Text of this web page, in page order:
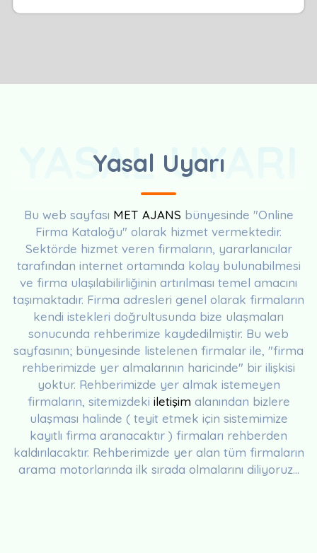
Yasal Uyarı
YASAL UYARI
Bu web sayfası MET AJANS bünyesinde "Online
Firma Kataloğu" olarak hizmet vermektedir.
Sektörde hizmet veren firmaların, yararlanıcılar
tarafından internet ortamında kolay bulunabilmesi
ve firma ulaşılabilirliğinin artırılması temel amacını
taşımaktadır. Firma adresleri genel olarak firmaların
kendi istekleri doğrultusunda bize ulaşmaları
sonucunda rehberimize kaydedilmiştir. Bu web
sayfasının; bünyesinde listelenen firmalar ile, "firma
rehberimizde yer almalarının haricinde" bir ilişkisi
yoktur. Rehberimizde yer almak istemeyen
firmaların, sitemizdeki iletişim alanından bizlere
ulaşması halinde ( teyit etmek için sistemimize
kayıtlı firma aranacaktır ) firmaları rehberden
kaldırılacaktır. Rehberimizde yer alan tüm firmaların
arama motorlarında ilk sırada olmalarını diliyoruz...